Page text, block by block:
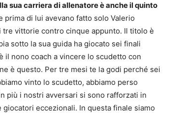
sua carriera di allenatore è anche il quinto
prima di lui avevano fatto solo Valerio
tre vittorie contro cinque appunto. Il titolo è
sotto la sua guida ha giocato sei finali
il nono coach a vincere lo scudetto con
è questo. Per tre mesi te la godi perché sei
vinto lo scudetto, abbiamo perso
più i nostri avversari si sono rafforzati in
eccezionali. In questa finale siamo